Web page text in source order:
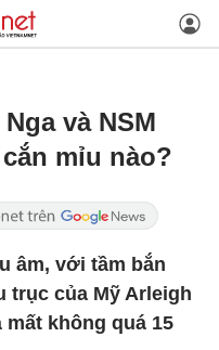
và NSM
mỉu nào?
âm, với tầm bắn
trục của Mỹ Arleigh
mất không quá 15